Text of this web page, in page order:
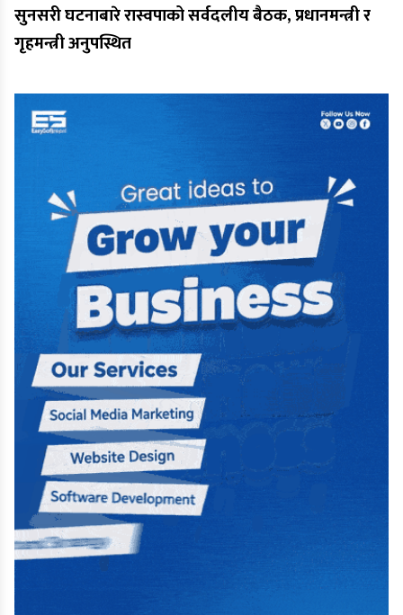
सुनसरी घटनाबारे रास्वपाको सर्वदलीय बैठक, प्रधानमन्त्री र
गृहमन्त्री अनुपस्थित